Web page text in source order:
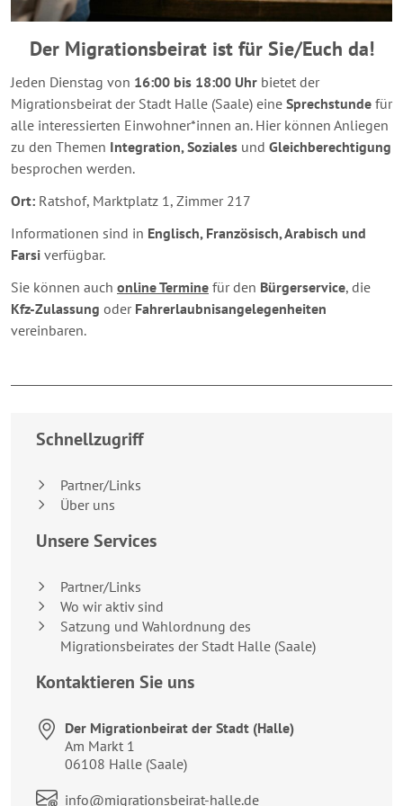
Der Migrationsbeirat ist für Sie/Euch da!
Jeden Dienstag von 16:00 bis 18:00 Uhr bietet der
Migrationsbeirat der Stadt Halle (Saale) eine Sprechstunde für
alle interessierten Einwohner*innen an. Hier können Anliegen
zu den Themen Integration, Soziales und Gleichberechtigung
besprochen werden.
Ort: Ratshof, Marktplatz 1, Zimmer 217
Informationen sind in Englisch, Französisch, Arabisch und
Farsi verfügbar.
Sie können auch online Termine für den Bürgerservice, die
Kfz-Zulassung oder Fahrerlaubnisangelegenheiten
vereinbaren.
Schnellzugriff
Partner/Links
Über uns
Unsere Services
Partner/Links
Wo wir aktiv sind
Satzung und Wahlordnung des
Migrationsbeirates der Stadt Halle (Saale)
Kontaktieren Sie uns
Der Migrationbeirat der Stadt (Halle)
Anschrift:
Am Markt 1
06108 Halle (Saale)
Link zum Kontaktformular:
info@migrationsbeirat-halle.de